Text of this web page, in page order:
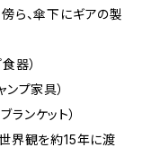
ら、傘下にギアの製
器）
プ家具）
ンケット）
界観を約15年に渡